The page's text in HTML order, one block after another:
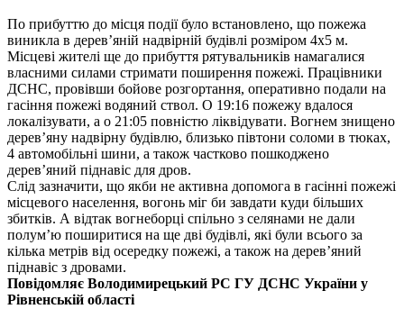
По прибуттю до місця події було встановлено, що пожежа
виникла в дерев’яній надвірній будівлі розміром 4х5 м.
Місцеві жителі ще до прибуття рятувальників намагалися
власними силами стримати поширення пожежі. Працівники
ДСНС, провівши бойове розгортання, оперативно подали на
гасіння пожежі водяний ствол. О 19:16 пожежу вдалося
локалізувати, а о 21:05 повністю ліквідувати. Вогнем знищено
дерев’яну надвірну будівлю, близько півтони соломи в тюках,
4 автомобільні шини, а також частково пошкоджено
дерев’яний піднавіс для дров.
Слід зазначити, що якби не активна допомога в гасінні пожежі
місцевого населення, вогонь міг би завдати куди більших
збитків. А відтак вогнеборці спільно з селянами не дали
полум’ю поширитися на ще дві будівлі, які були всього за
кілька метрів від осередку пожежі, а також на дерев’яний
піднавіс з дровами.
Повідомляє Володимирецький РС ГУ ДСНС України у
Рівненській області